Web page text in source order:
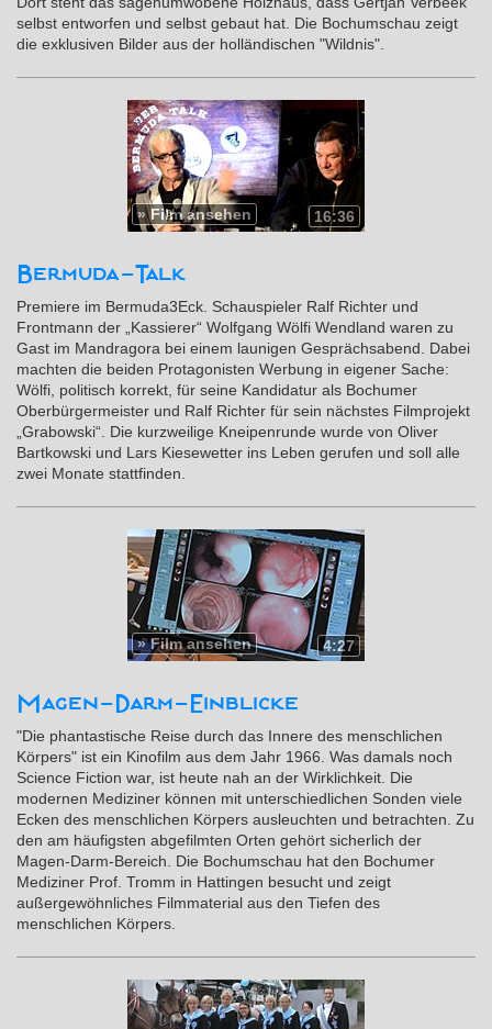
selbst entworfen und selbst gebaut hat. Die Bochumschau zeigt
die exklusiven Bilder aus der holländischen "Wildnis".
16:36
»Film ansehen
Bermuda-Talk
Premiere im Bermuda3Eck. Schauspieler Ralf Richter und
Frontmann der „Kassierer“ Wolfgang Wölfi Wendland waren zu
Gast im Mandragora bei einem launigen Gesprächsabend. Dabei
machten die beiden Protagonisten Werbung in eigener Sache:
Wölfi, politisch korrekt, für seine Kandidatur als Bochumer
Oberbürgermeister und Ralf Richter für sein nächstes Filmprojekt
„Grabowski“. Die kurzweilige Kneipenrunde wurde von Oliver
Bartkowski und Lars Kiesewetter ins Leben gerufen und soll alle
zwei Monate stattfinden.
4:27
»Film ansehen
Magen-Darm-Einblicke
"Die phantastische Reise durch das Innere des menschlichen
Körpers" ist ein Kinofilm aus dem Jahr 1966. Was damals noch
Science Fiction war, ist heute nah an der Wirklichkeit. Die
modernen Mediziner können mit unterschiedlichen Sonden viele
Ecken des menschlichen Körpers ausleuchten und betrachten. Zu
den am häufigsten abgefilmten Orten gehört sicherlich der
Magen-Darm-Bereich. Die Bochumschau hat den Bochumer
Mediziner Prof. Tromm in Hattingen besucht und zeigt
außergewöhnliches Filmmaterial aus den Tiefen des
menschlichen Körpers.